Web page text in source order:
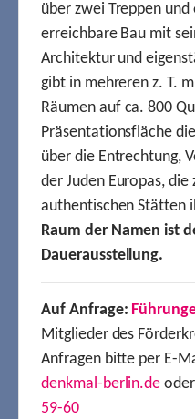
über zwei Treppen und
erreichbare Bau mit
Architektur und
gibt in mehreren z. T.
Räumen auf ca. 800
Präsentationsfläche
über die Entrechtung,
der Juden Europas,
authentischen Stätten
Raum der Namen ist
Dauerausstellung.
Auf Anfrage:
Mitglieder des
Anfragen bitte per E-
denkmal-berlin.de
59-60